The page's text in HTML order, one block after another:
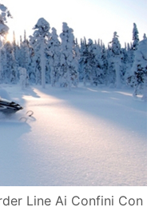
Line Ai Confini Con